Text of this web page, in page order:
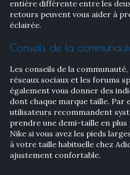
entière différente entre les
retours peuvent vous aider à
éclairée.
Conseils de la
Les conseils de la
réseaux sociaux et les forums
également vous donner des
dont chaque marque taille. Par
utilisateurs recommandent
prendre une demi-taille en plus
Nike si vous avez les pieds
à votre taille habituelle chez
ajustement confortable.